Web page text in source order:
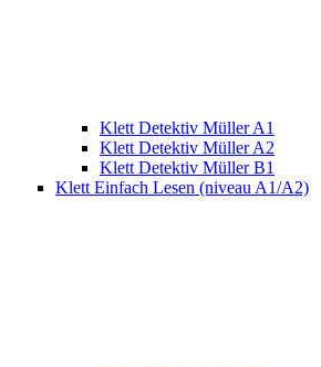
Klett Detektiv Müller A1
Klett Detektiv Müller A2
Klett Detektiv Müller B1
Klett Einfach Lesen (niveau A1/A2)